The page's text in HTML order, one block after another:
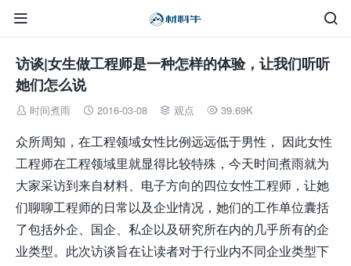


访谈|女生做工程师是一种怎样的体验，让我们听听
她们怎么说
 时间煮雨  2016-03-08  观点  39.69K
众所周知，在工程领域女性比例远远低于男性， 因此女性
工程师在工程领域里就显得比较特殊，今天时间煮雨就为
大家采访到来自材料、电子方向的四位女性工程师，让她
们聊聊工程师的日常以及企业情况，她们的工作单位囊括
了包括外企、国企、私企以及研究所在内的几乎所有的企
业类型。此次访谈旨在让读者对于行业内不同企业类型下